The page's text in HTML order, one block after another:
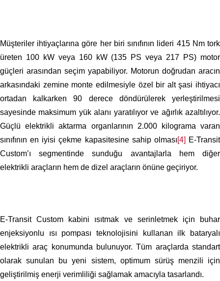
Müşteriler ihtiyaçlarına göre her biri sınıfının lideri 415 Nm tork
üreten 100 kW veya 160 kW (135 PS veya 217 PS) motor
güçleri arasından seçim yapabiliyor. Motorun doğrudan aracın
arkasındaki zemine monte edilmesiyle özel bir alt şasi ihtiyacı
ortadan kalkarken 90 derece döndürülerek yerleştirilmesi
sayesinde maksimum yük alanı yaratılıyor ve ağırlık azaltılıyor.
Güçlü elektrikli aktarma organlarının 2.000 kilograma varan
sınıfının en iyisi çekme kapasitesine sahip olması[4] E-Transit
Custom’ı segmentinde sunduğu avantajlarla hem diğer
elektrikli araçların hem de dizel araçların önüne geçiriyor.
E-Transit Custom kabini ısıtmak ve serinletmek için buhar
enjeksiyonlu ısı pompası teknolojisini kullanan ilk bataryalı
elektrikli araç konumunda bulunuyor. Tüm araçlarda standart
olarak sunulan bu yeni sistem, optimum sürüş menzili için
geliştirilmiş enerji verimliliği sağlamak amacıyla tasarlandı.